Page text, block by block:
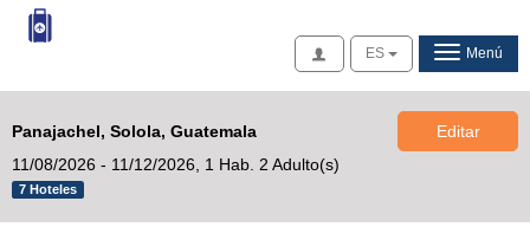
AccesoES Menú
Panajachel, Solola, Guatemala
11/08/2026 - 11/12/2026,
1 Hab. 2 Adulto(s)
7 Hoteles
Editar